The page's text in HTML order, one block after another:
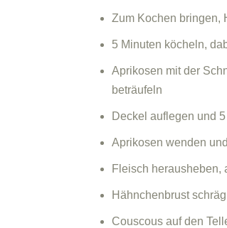
Zum Kochen bringen,
5 Minuten köcheln,
Aprikosen mit der
beträufeln
Deckel auflegen und
Aprikosen wenden
Fleisch herausheben,
Hähnchenbrust
Couscous auf den